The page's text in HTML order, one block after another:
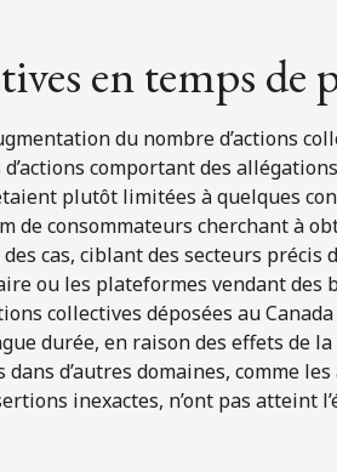
en temps de
du nombre d’actions
comportant des
plutôt limitées à quelques
de consommateurs cherchant à
cas, ciblant des secteurs précis
ou les plateformes vendant des
collectives déposées au
durée, en raison des effets de
d’autres domaines, comme
inexactes, n’ont pas atteint